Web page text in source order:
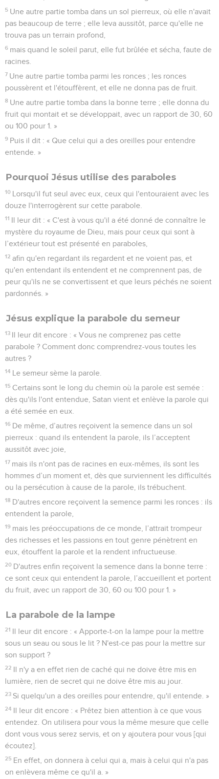
5 Une autre partie tomba dans un sol pierreux, où elle n'avait
pas beaucoup de terre ; elle leva aussitôt, parce qu'elle ne
trouva pas un terrain profond,
6 mais quand le soleil parut, elle fut brûlée et sécha, faute de
racines.
7 Une autre partie tomba parmi les ronces ; les ronces
poussèrent et l'étouffèrent, et elle ne donna pas de fruit.
8 Une autre partie tomba dans la bonne terre ; elle donna du
fruit qui montait et se développait, avec un rapport de 30, 60
ou 100 pour 1. »
9 Puis il dit : « Que celui qui a des oreilles pour entendre
entende. »
Pourquoi Jésus utilise des paraboles
10 Lorsqu'il fut seul avec eux, ceux qui l'entouraient avec les
douze l'interrogèrent sur cette parabole.
11 Il leur dit : « C'est à vous qu'il a été donné de connaître le
mystère du royaume de Dieu, mais pour ceux qui sont à
l’extérieur tout est présenté en paraboles,
12 afin qu'en regardant ils regardent et ne voient pas, et
qu'en entendant ils entendent et ne comprennent pas, de
peur qu'ils ne se convertissent et que leurs péchés ne soient
pardonnés. »
Jésus explique la parabole du semeur
13 Il leur dit encore : « Vous ne comprenez pas cette
parabole ? Comment donc comprendrez-vous toutes les
autres ?
14 Le semeur sème la parole.
15 Certains sont le long du chemin où la parole est semée :
dès qu'ils l'ont entendue, Satan vient et enlève la parole qui
a été semée en eux.
16 De même, d’autres reçoivent la semence dans un sol
pierreux : quand ils entendent la parole, ils l’acceptent
aussitôt avec joie,
17 mais ils n'ont pas de racines en eux-mêmes, ils sont les
hommes d’un moment et, dès que surviennent les difficultés
ou la persécution à cause de la parole, ils trébuchent.
18 D'autres encore reçoivent la semence parmi les ronces : ils
entendent la parole,
19 mais les préoccupations de ce monde, l’attrait trompeur
des richesses et les passions en tout genre pénètrent en
eux, étouffent la parole et la rendent infructueuse.
20 D'autres enfin reçoivent la semence dans la bonne terre :
ce sont ceux qui entendent la parole, l’accueillent et portent
du fruit, avec un rapport de 30, 60 ou 100 pour 1. »
La parabole de la lampe
21 Il leur dit encore : « Apporte-t-on la lampe pour la mettre
sous un seau ou sous le lit ? N'est-ce pas pour la mettre sur
son support ?
22 Il n'y a en effet rien de caché qui ne doive être mis en
lumière, rien de secret qui ne doive être mis au jour.
23 Si quelqu'un a des oreilles pour entendre, qu'il entende. »
24 Il leur dit encore : « Prêtez bien attention à ce que vous
entendez. On utilisera pour vous la même mesure que celle
dont vous vous serez servis, et on y ajoutera pour vous [qui
écoutez].
25 En effet, on donnera à celui qui a, mais à celui qui n'a pas
on enlèvera même ce qu'il a. »